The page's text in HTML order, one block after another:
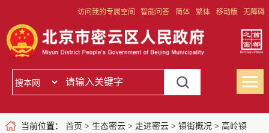
访问我的专属空间 智能问答 简体 繁体 移动版 无障碍
当前位置： 首页 > 生态密云> 走进密云> 镇街概况 > 高岭镇